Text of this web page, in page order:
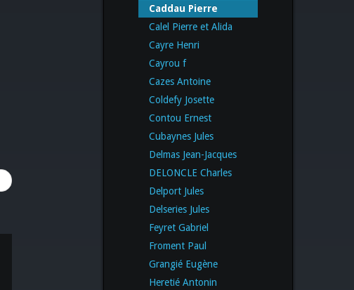
Caddau Pierre
Calel Pierre et Alida
Cayre Henri
Cayrou f
Cazes Antoine
Coldefy Josette
Contou Ernest
Cubaynes Jules
Delmas Jean-Jacques
DELONCLE Charles
Delport Jules
Delseries Jules
Feyret Gabriel
Froment Paul
Grangié Eugène
Heretié Antonin